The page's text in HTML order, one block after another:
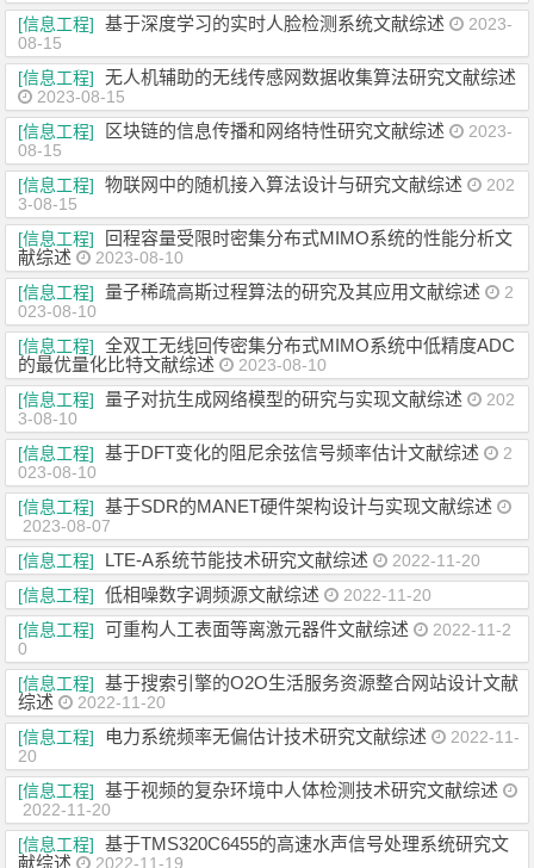
[信息工程]
基于深度学习的实时人脸检测系统文献综述
2023-
08-15
[信息工程]
无人机辅助的无线传感网数据收集算法研究文献综述
2023-08-15
[信息工程]
区块链的信息传播和网络特性研究文献综述
2023-
08-15
[信息工程]
物联网中的随机接入算法设计与研究文献综述
202
3-08-15
[信息工程]
回程容量受限时密集分布式MIMO系统的性能分析文
献综述
2023-08-10
[信息工程]
量子稀疏高斯过程算法的研究及其应用文献综述
2
023-08-10
[信息工程]
全双工无线回传密集分布式MIMO系统中低精度ADC
的最优量化比特文献综述
2023-08-10
[信息工程]
量子对抗生成网络模型的研究与实现文献综述
202
3-08-10
[信息工程]
基于DFT变化的阻尼余弦信号频率估计文献综述
2
023-08-10
[信息工程]
基于SDR的MANET硬件架构设计与实现文献综述
2023-08-07
[信息工程]
LTE-A系统节能技术研究文献综述
2022-11-20
[信息工程]
低相噪数字调频源文献综述
2022-11-20
[信息工程]
可重构人工表面等离激元器件文献综述
2022-11-2
0
[信息工程]
基于搜索引擎的O2O生活服务资源整合网站设计文献
综述
2022-11-20
[信息工程]
电力系统频率无偏估计技术研究文献综述
2022-11-
20
[信息工程]
基于视频的复杂环境中人体检测技术研究文献综述
2022-11-20
[信息工程]
基于TMS320C6455的高速水声信号处理系统研究文
献综述
2022-11-19